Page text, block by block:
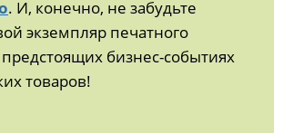
. И, конечно, не забудьте
экземпляр печатного
бизнес-событиях
товаров!